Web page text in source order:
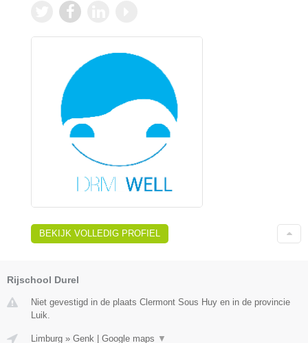
BEKIJK VOLLEDIG PROFIEL
Rijschool Durel
Niet gevestigd in de plaats Clermont Sous Huy en in de provincie
Luik.
Limburg » Genk Google maps ▼